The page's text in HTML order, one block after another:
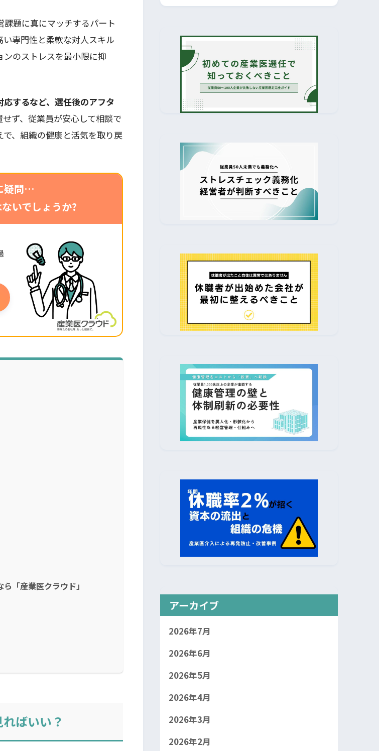
題に真にマッチするパート
専門性と柔軟な対人スキル
のストレスを最小限に抑
するなど、選任後のアフタ
ず、従業員が安心して相談で
、組織の健康と活気を取り戻
疑問…
いでしょうか?
「産業医クラウド」
ばいい？
アーカイブ
2026年7月
2026年6月
2026年5月
2026年4月
2026年3月
2026年2月